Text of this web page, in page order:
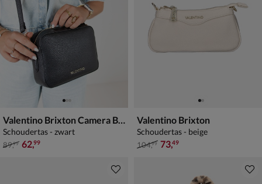
Valentino Brixton Camera Bag
Schoudertas - zwart
van € 89,99 voor € 62,99
89,99 62,99
Valentino Brixton
Schoudertas - beige
van € 104,99 voor € 73,49
104,99 73,49